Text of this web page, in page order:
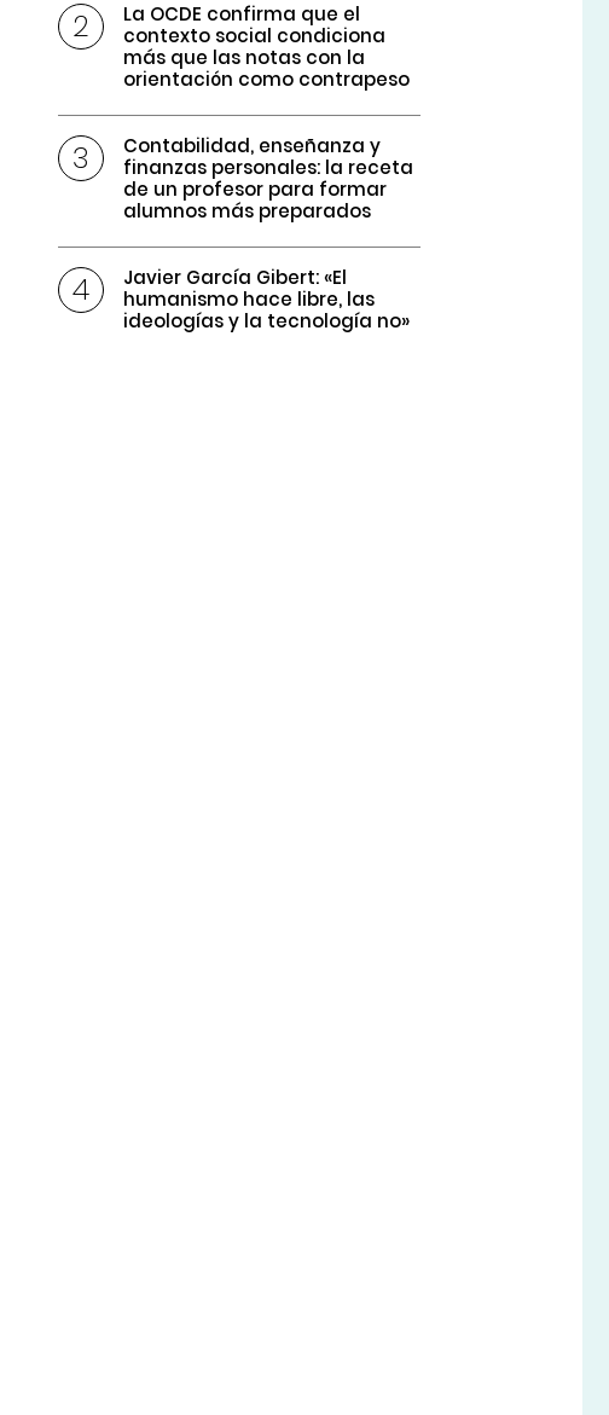
La OCDE confirma que el
contexto social condiciona
más que las notas con la
orientación como contrapeso
Contabilidad, enseñanza y
finanzas personales: la receta
de un profesor para formar
alumnos más preparados
Javier García Gibert: «El
humanismo hace libre, las
ideologías y la tecnología no»